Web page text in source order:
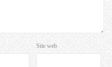
Site web